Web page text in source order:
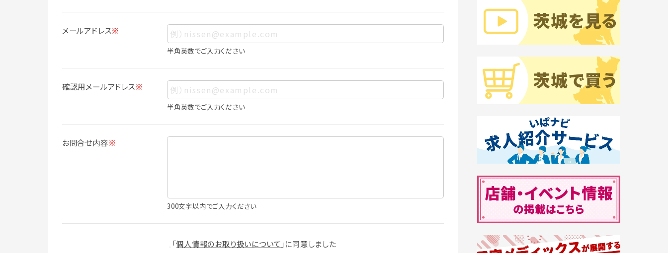
個人情報
個人情報とは、お客様個人に関する情報であって、当該情報を構成する氏名、住所、電話番号、メールアドレ
ス、生年月日、写真その他の記述等により、お客様個人を特定できるものをいいます。また、その情報のみで
は識別できない場合でも、他の情報と容易に照合することで、結果的にお客様個人を識別できるものも個
個人情報の利用目的について
本サービスにおける個人情報の利用目的は以下の通りであり、これらの目的達成の範囲を超えてお客様の
個人情報を利用することはありません。
・会員ポイントプログラムの運営
・各種お申込みや、お問い合わせへの対応
・投稿したクチコミ情報、写真の本サービスへの掲載
メールアドレス※
半角英数でご入力ください
確認用メールアドレス※
半角英数でご入力ください
お問合せ内容※
300文字以内でご入力ください
「個人情報のお取り扱いについて 」に同意しました